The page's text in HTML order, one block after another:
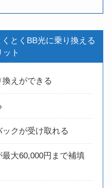
とくBB光に乗り換える
ット
えができる
クが受け取れる
大60,000円まで補填